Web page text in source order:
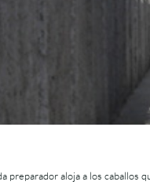
preparador aloja a los caballos